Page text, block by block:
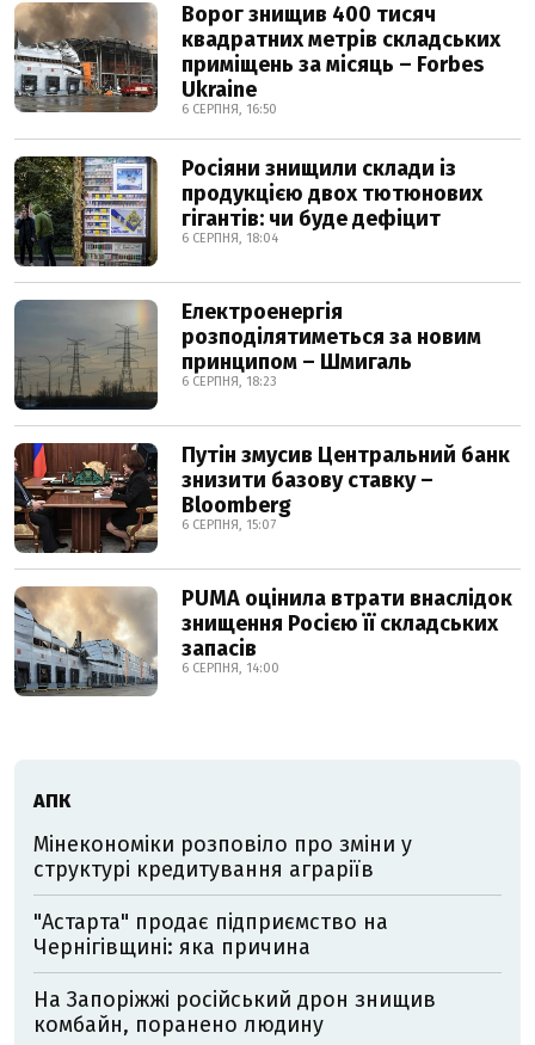
Ворог знищив 400 тисяч
квадратних метрів складських
приміщень за місяць – Forbes
Ukraine
6 СЕРПНЯ, 16:50
Росіяни знищили склади із
продукцією двох тютюнових
гігантів: чи буде дефіцит
6 СЕРПНЯ, 18:04
Електроенергія
розподілятиметься за новим
принципом – Шмигаль
6 СЕРПНЯ, 18:23
Путін змусив Центральний банк
знизити базову ставку –
Bloomberg
6 СЕРПНЯ, 15:07
PUMA оцінила втрати внаслідок
знищення Росією її складських
запасів
6 СЕРПНЯ, 14:00
АПК
Мінекономіки розповіло про зміни у
структурі кредитування аграріїв
"Астарта" продає підприємство на
Чернігівщині: яка причина
На Запоріжжі російський дрон знищив
комбайн, поранено людину